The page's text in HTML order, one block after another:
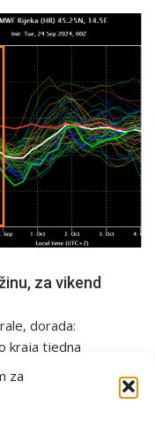
za
za vikend
dorada:
kraja tjedna